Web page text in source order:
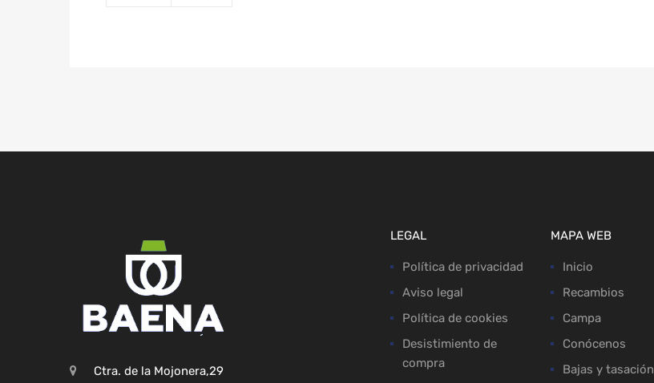
Ctra. de la Mojonera,29
LEGAL
Política de privacidad
Aviso legal
Política de cookies
Desistimiento de
compra
MAPA WEB
Inicio
Recambios
Campa
Conócenos
Bajas y tasación